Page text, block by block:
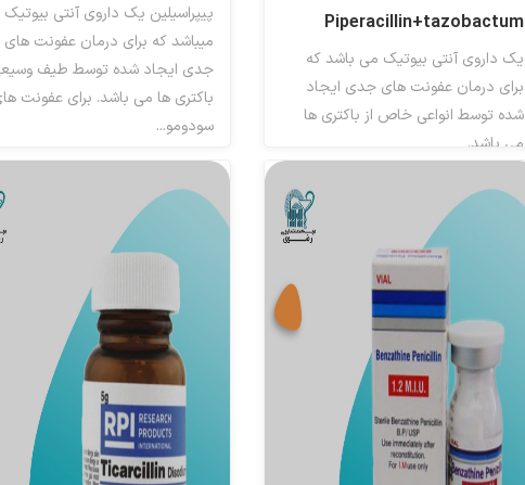
Piperacillin+tazobactum
یک داروی آنتی بیوتیک می باشد که
برای درمان عفونت های جدی ایجاد
شده توسط انواعی خاص از باکتری ها
می باشد.
مهارکنندگان بتا لاکتاماز
پیپراسیلین یک داروی آنتی بیوتیک
میباشد که برای درمان عفونت های
جدی ایجاد شده توسط طیف
باکتری ها می باشد. برای عفونت
سودومو...